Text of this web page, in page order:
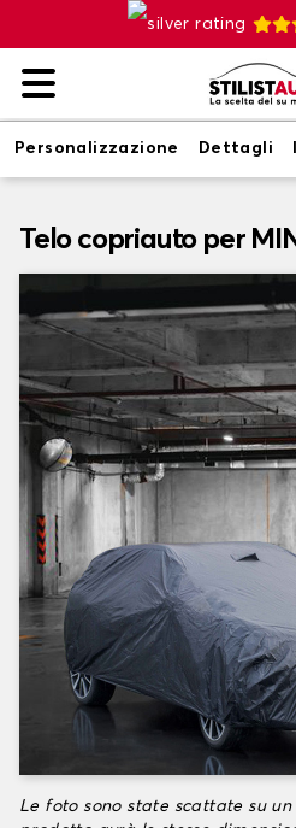
Personalizzazione Dettagli
Telo copriauto per
Le foto sono state scattate su